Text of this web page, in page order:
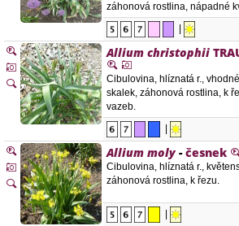
záhonová rostlina, nápadné
Allium christophii
Cibulovina, hlíznatá r.,
skalek, záhonová rostlina, k
vazeb.
Allium moly-česnek
Cibulovina, hlíznatá r.,
záhonová rostlina, k řezu.